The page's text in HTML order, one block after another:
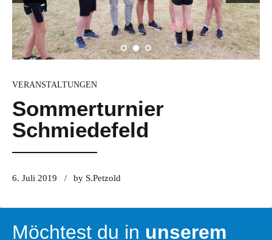
VERANSTALTUNGEN
Sommerturnier
Schmiedefeld
6. Juli 2019 by S.Petzold
Möchtest du in unserem